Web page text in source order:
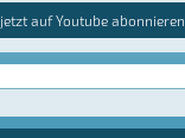
jetzt auf Youtube abonnieren